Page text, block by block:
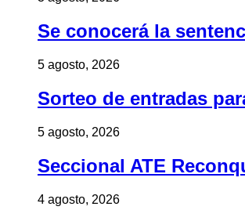
Se conocerá la
5 agosto, 2026
Sorteo de entradas
5 agosto, 2026
Seccional ATE
4 agosto, 2026